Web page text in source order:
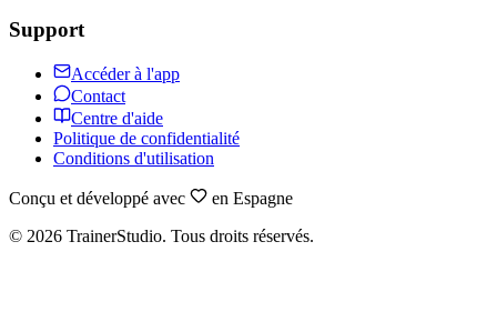
Support
Accéder à l'app
Contact
Centre d'aide
Politique de confidentialité
Conditions d'utilisation
Conçu et développé avec
en Espagne
© 2026 TrainerStudio. Tous droits réservés.